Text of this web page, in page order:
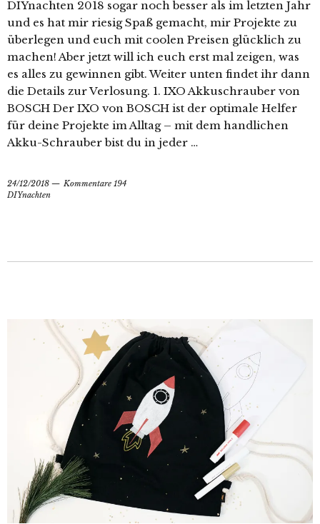
DIYnachten 2018 sogar noch besser als im letzten Jahr
und es hat mir riesig Spaß gemacht, mir Projekte zu
überlegen und euch mit coolen Preisen glücklich zu
machen! Aber jetzt will ich euch erst mal zeigen, was
es alles zu gewinnen gibt. Weiter unten findet ihr dann
die Details zur Verlosung. 1. IXO Akkuschrauber von
BOSCH Der IXO von BOSCH ist der optimale Helfer
für deine Projekte im Alltag – mit dem handlichen
Akku-Schrauber bist du in jeder …
24/12/2018
Kommentare 194
DIYnachten